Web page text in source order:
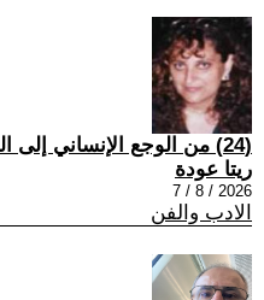
(24) من الوجع الإنساني إلى الجمال المقاوم
ريتا عودة
2026 / 8 / 7
الادب والفن